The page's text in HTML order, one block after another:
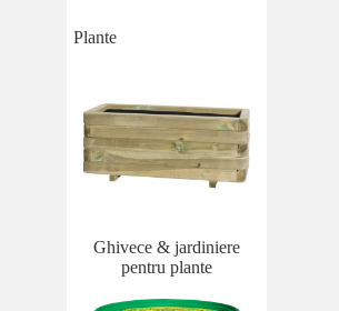
Plante
Ghivece & jardiniere
pentru plante